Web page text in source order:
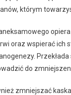
którym
oraz wspierać
do
zmniejszać